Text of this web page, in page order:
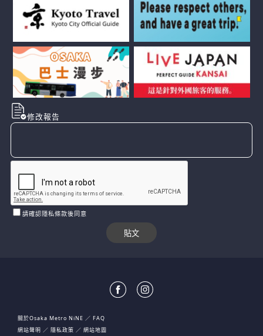
修改報告
請確認隱私條款後同意
關於Osaka Metro NiNE
FAQ
網站聲明
隱私政策 網站地圖